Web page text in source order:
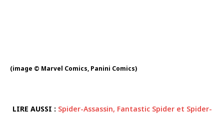
(image © Marvel Comics, Panini Comics)
LIRE AUSSI : Spider-Assassin, Fantastic Spider et Spider-